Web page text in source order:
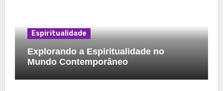
Espiritualidade
Explorando a Espiritualidade no
Mundo Contemporâneo